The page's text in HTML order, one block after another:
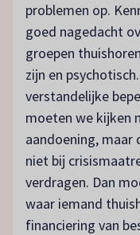
problemen op.
goed nagedacht
groepen
zijn en
verstandelijke
moeten we kijken
aandoening, maar
niet bij
verdragen. Dan
waar iemand
financiering van